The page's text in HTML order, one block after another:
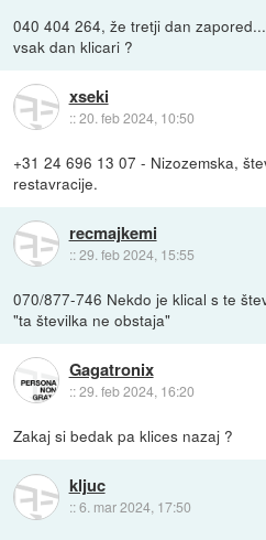
040 404 264, že tretji dan
vsak dan klicari ?
xseki
::20. feb 2024, 10:50
+31 24 696 13 07 - Nizozemska,
restavracije.
recmajkemi
::29. feb 2024, 15:55
070/877-746 Nekdo je klical s te
"ta številka ne obstaja"
Gagatronix
::29. feb 2024, 16:20
Zakaj si bedak pa klices nazaj ?
kljuc
::6. mar 2024, 17:50